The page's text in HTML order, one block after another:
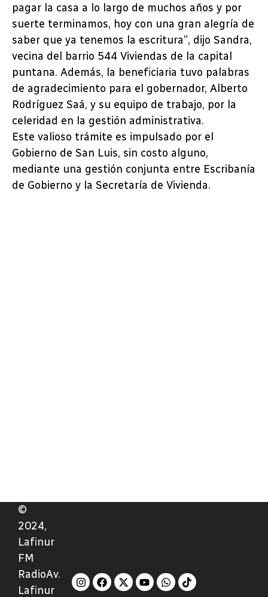
pagar la casa a lo largo de muchos años y por
suerte terminamos, hoy con una gran alegría de
saber que ya tenemos la escritura”, dijo Sandra,
vecina del barrio 544 Viviendas de la capital
puntana. Además, la beneficiaria tuvo palabras
de agradecimiento para el gobernador, Alberto
Rodríguez Saá, y su equipo de trabajo, por la
celeridad en la gestión administrativa.
Este valioso trámite es impulsado por el
Gobierno de San Luis, sin costo alguno,
mediante una gestión conjunta entre Escribanía
de Gobierno y la Secretaría de Vivienda.
©
2024,
Lafinur
FM
RadioAv.
Lafinur